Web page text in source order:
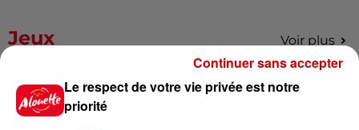
Jeux Voir plus
Le Duel - Gagnez vos entrées
pour l'un des zoos de nos
Le respect de votre vie privée est notre
priorité
Continuer sans accepter